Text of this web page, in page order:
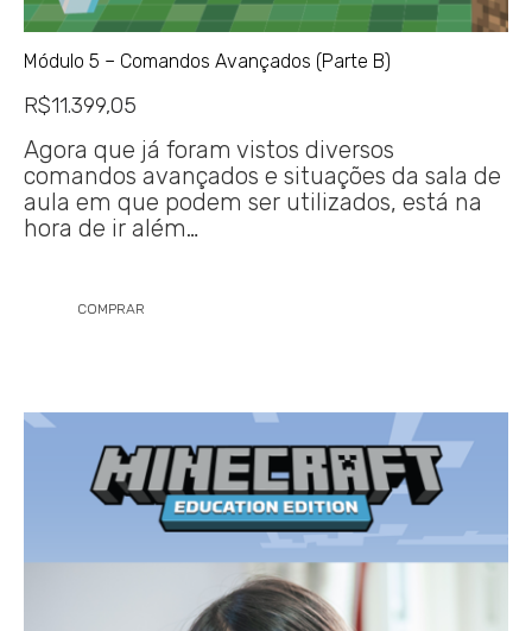
Módulo 5 – Comandos Avançados (Parte B)
R$11.399,05
Agora que já foram vistos diversos
comandos avançados e situações da sala de
aula em que podem ser utilizados, está na
hora de ir além…
COMPRAR